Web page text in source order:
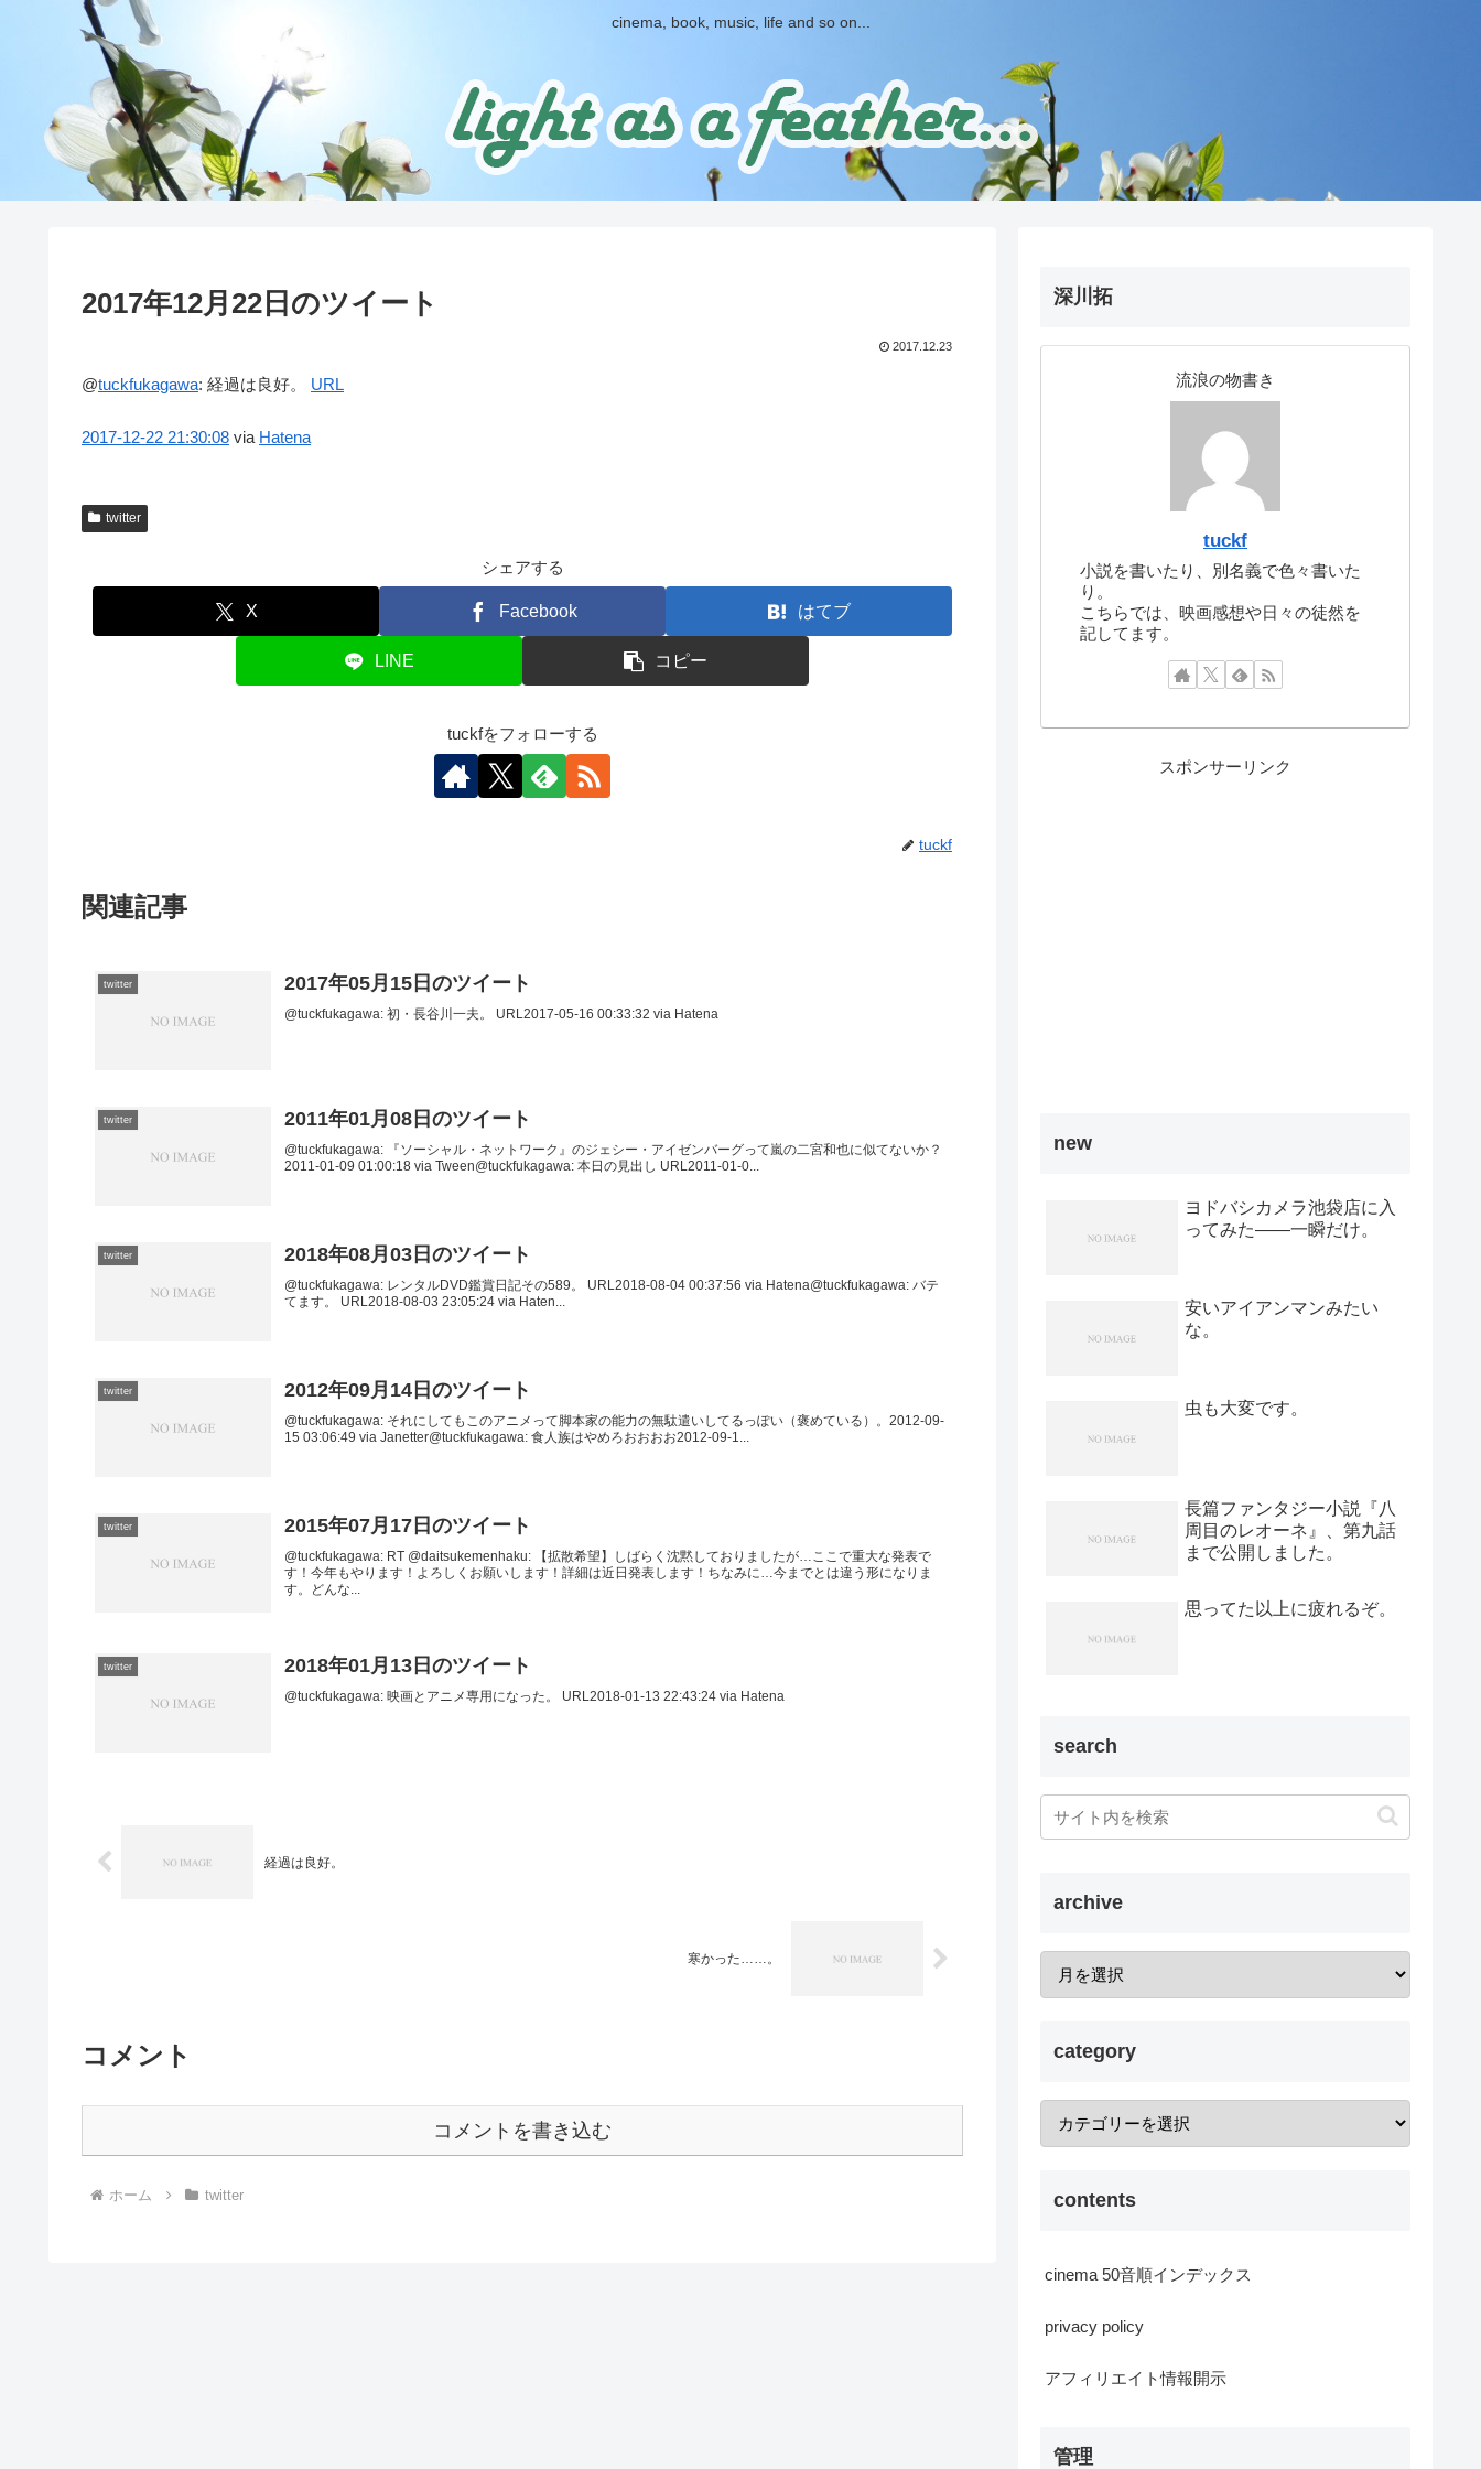
cinema, book, music, life and so on...
2017年12月22日のツイート
2017.12.23
@tuckfukagawa: 経過は良好。 URL
2017-12-22 21:30:08 via Hatena
twitter
シェアする
X Facebook はてブ
LINE コピー
tuckfをフォローする
tuckf
関連記事
twitter 2017年05月15日のツイート
@tuckfukagawa: 初・長谷川一夫。 URL2017-05-16 00:33:32 via Hatena
twitter 2011年01月08日のツイート
@tuckfukagawa: 『ソーシャル・ネットワーク』のジェシー・アイゼンバーグって嵐の二宮和也に似てないか？
2011-01-09 01:00:18 via Tween@tuckfukagawa: 本日の見出し URL2011-01-0...
twitter 2018年08月03日のツイート
@tuckfukagawa: レンタルDVD鑑賞日記その589。 URL2018-08-04 00:37:56 via Hatena@tuckfukagawa: バテ
てます。 URL2018-08-03 23:05:24 via Haten...
twitter 2012年09月14日のツイート
@tuckfukagawa: それにしてもこのアニメって脚本家の能力の無駄遣いしてるっぽい（褒めている）。2012-09-
15 03:06:49 via Janetter@tuckfukagawa: 食人族はやめろおおおお2012-09-1...
twitter 2015年07月17日のツイート
@tuckfukagawa: RT @daitsukemenhaku: 【拡散希望】しばらく沈黙しておりましたが…ここで重大な発表で
す！今年もやります！よろしくお願いします！詳細は近日発表します！ちなみに…今までとは違う形になりま
す。どんな...
twitter 2018年01月13日のツイート
@tuckfukagawa: 映画とアニメ専用になった。 URL2018-01-13 22:43:24 via Hatena
経過は良好。
寒かった……。
コメント
コメントを書き込む
ホーム twitter
深川拓
流浪の物書き
tuckf
小説を書いたり、別名義で色々書いた
り。
こちらでは、映画感想や日々の徒然を
記してます。
スポンサーリンク
new
ヨドバシカメラ池袋店に入
ってみた――一瞬だけ。
安いアイアンマンみたい
な。
虫も大変です。
長篇ファンタジー小説『八
周目のレオーネ』、第九話
まで公開しました。
思ってた以上に疲れるぞ。
search
archive
category
contents
cinema 50音順インデックス
privacy policy
アフィリエイト情報開示
管理